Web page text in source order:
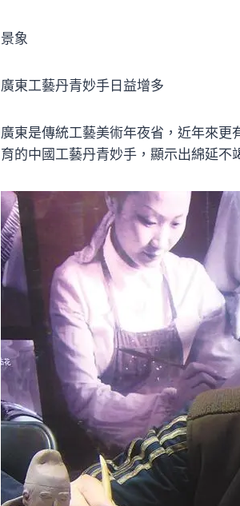
景象
廣東工藝丹青妙手日益增多
廣東是傳統工藝美術年夜省，近年來更
育的中國工藝丹青妙手，顯示出綿延不